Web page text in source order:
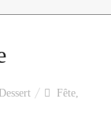
Dessert Fête,